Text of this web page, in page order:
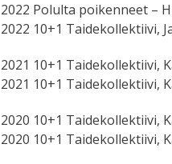
2022 Polulta poikenneet –
2022 10+1 Taidekollektiivi,
2021 10+1 Taidekollektiivi,
2021 10+1 Taidekollektiivi,
2020 10+1 Taidekollektiivi,
2020 10+1 Taidekollektiivi,